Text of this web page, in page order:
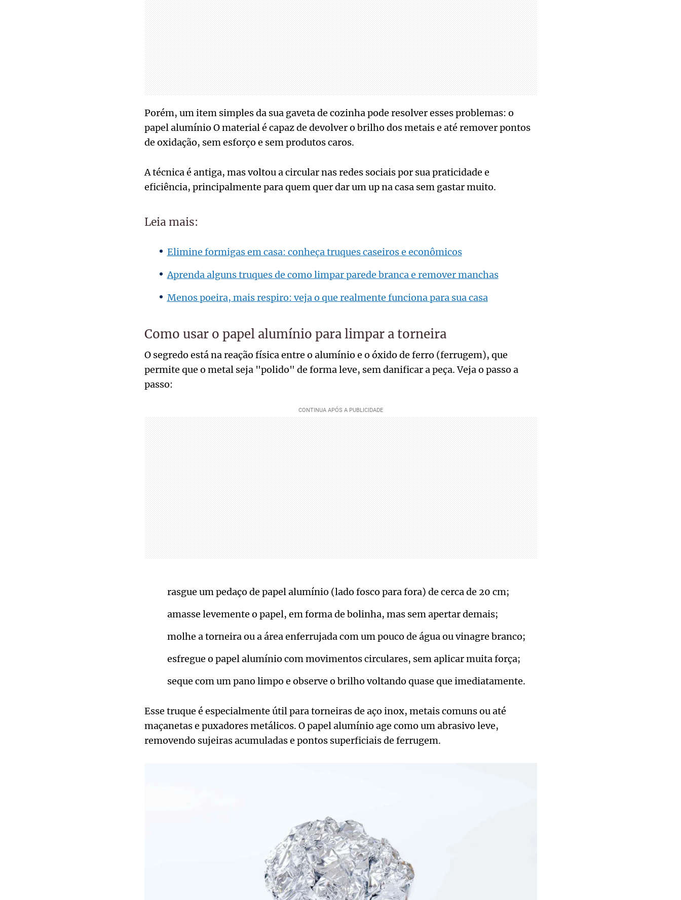
Porém, um item simples da sua gaveta de cozinha pode resolver esses problemas: o
papel alumínio O material é capaz de devolver o brilho dos metais e até remover pontos
de oxidação, sem esforço e sem produtos caros.
A técnica é antiga, mas voltou a circular nas redes sociais por sua praticidade e
eficiência, principalmente para quem quer dar um up na casa sem gastar muito.
Leia mais:
Elimine formigas em casa: conheça truques caseiros e econômicos
Aprenda alguns truques de como limpar parede branca e remover manchas
Menos poeira, mais respiro: veja o que realmente funciona para sua casa
Como usar o papel alumínio para limpar a torneira
O segredo está na reação física entre o alumínio e o óxido de ferro (ferrugem), que
permite que o metal seja "polido" de forma leve, sem danificar a peça. Veja o passo a
passo:
rasgue um pedaço de papel alumínio (lado fosco para fora) de cerca de 20 cm;
amasse levemente o papel, em forma de bolinha, mas sem apertar demais;
molhe a torneira ou a área enferrujada com um pouco de água ou vinagre branco;
esfregue o papel alumínio com movimentos circulares, sem aplicar muita força;
seque com um pano limpo e observe o brilho voltando quase que imediatamente.
Esse truque é especialmente útil para torneiras de aço inox, metais comuns ou até
maçanetas e puxadores metálicos. O papel alumínio age como um abrasivo leve,
removendo sujeiras acumuladas e pontos superficiais de ferrugem.